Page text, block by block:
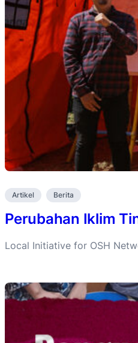
Artikel Berita
Perubahan Iklim
Local Initiative for OSH